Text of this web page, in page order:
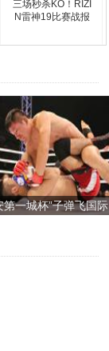
三场秒杀KO！RIZI
N雷神19比赛战报
第一城杯”子弹飞国际